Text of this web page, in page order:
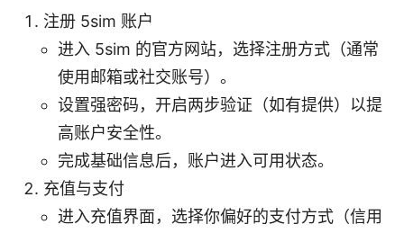
注册 5sim 账户
进入 5sim 的官方网站，选择注册方式（通常
使用邮箱或社交账号）。
设置强密码，开启两步验证（如有提供）以提
高账户安全性。
完成基础信息后，账户进入可用状态。
充值与支付
进入充值界面，选择你偏好的支付方式（信用